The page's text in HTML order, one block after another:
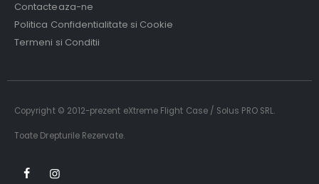
Contacteaza-ne
Politica Confidentialitate si Cookie
Termeni si Conditii
Copyright © 2012-prezent eXtreme Flight Case / Solus PRO SRL.
Toate Drepturile Rezervate.